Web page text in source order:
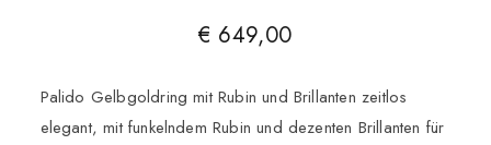
€ 649,00
Palido Gelbgoldring mit Rubin und Brillanten zeitlos
elegant, mit funkelndem Rubin und dezenten Brillanten für